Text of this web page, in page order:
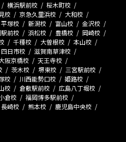
横浜駅前校
桜木町校
校 京急久里浜校
大和校
平塚校 新潟校 富山校
金沢校
前校 浜松校 豊橋校
岡崎校
千種校 大曽根校
本山校
四日市校
滋賀南草津校
阪京橋校
天王寺校
茨木校 堺東校
三宮駅前校
校 川西能勢口校
姫路校
校 倉敷駅前校
広島八丁堀校
倉校
福岡博多駅前校
長崎校 熊本校
鹿児島中央校